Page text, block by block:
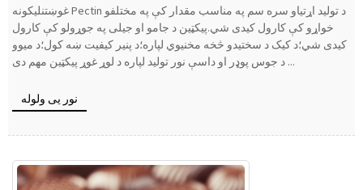
غوښتنلیکونه Pectin د تولید اړتیاو سره سم په مناسب مقدار کې په مختلفو
خواړو کې کارول کیدی شي.پیکټین د جامو او جیلی په جوړولو کې کارول
کیدی شي؛د کیک د سختیدو څخه مخنیوي لپاره؛د پنیر کیفیت ښه کول؛د میوو
د جوس پوډر او داسې نور تولید لپاره د لوړ غوړ پیکټین مهم دی ...
نور یی ولوله